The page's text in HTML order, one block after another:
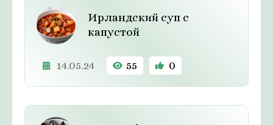
Ирландский суп с
капустой
14.05.24 55 0